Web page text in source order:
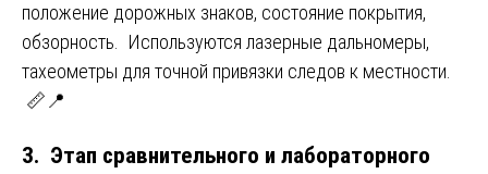
положение дорожных знаков, состояние покрытия,
обзорность. Используются лазерные дальномеры,
тахеометры для точной привязки следов к местности.
📏📍
3. Этап сравнительного и лабораторного